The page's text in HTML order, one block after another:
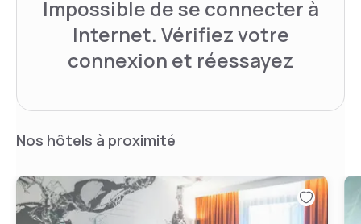
Impossible de se connecter à
Internet. Vérifiez votre
connexion et réessayez
Nos hôtels à proximité